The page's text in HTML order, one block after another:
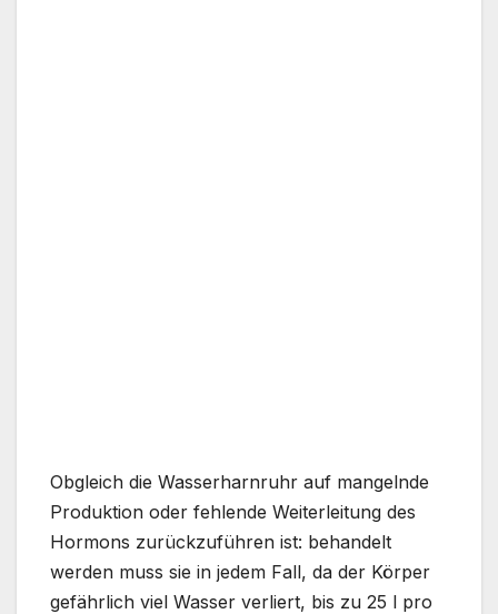
Obgleich die Wasserharnruhr auf mangelnde
Produktion oder fehlende Weiterleitung des
Hormons zurückzuführen ist: behandelt
werden muss sie in jedem Fall, da der Körper
gefährlich viel Wasser verliert, bis zu 25 l pro